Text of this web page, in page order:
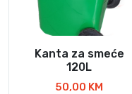
Kanta za smeće
120L
50,00 KM